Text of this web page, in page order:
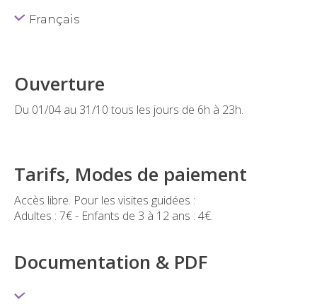
Français
Ouverture
Du 01/04 au 31/10 tous les jours de 6h à 23h.
Tarifs, Modes de paiement
Accès libre. Pour les visites guidées :
Adultes : 7€ - Enfants de 3 à 12 ans : 4€.
Documentation & PDF